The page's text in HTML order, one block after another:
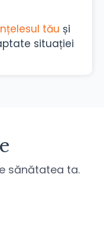
tău și
situației
sănătatea ta.